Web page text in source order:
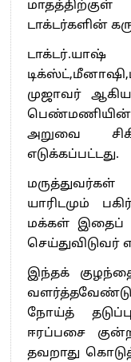
டாக்டர்களின்
முஜாவர்
அறுவை
எடுக்கப்பட்டது.
யாரிடமும்
மக்கள் இதைப்
இந்தக்
நோய்த்
ஈரப்பசை
தவறாது